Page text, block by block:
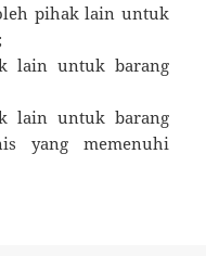
pihak lain untuk
lain untuk barang
lain untuk barang
yang memenuhi